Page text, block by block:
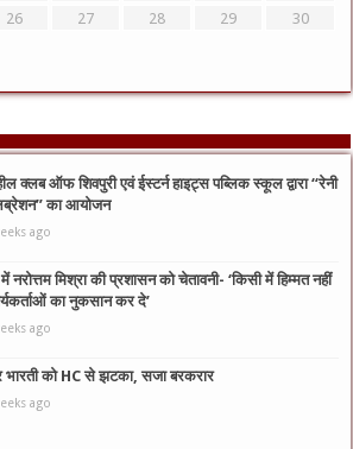
26 27 28 29
30
क्लब ऑफ शिवपुरी एवं ईस्टर्न हाइट्स पब्लिक स्कूल द्वारा “रेनी
का आयोजन
ago
में नरोत्तम मिश्रा की प्रशासन को चेतावनी- ‘किसी में हिम्मत नहीं
का नुकसान कर दे’
ago
भारती को HC से झटका, सजा बरकरार
ago